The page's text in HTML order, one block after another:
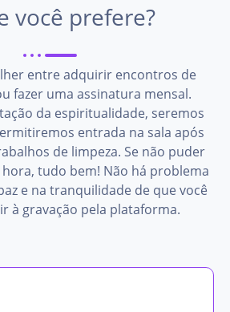
você prefere?
entre adquirir encontros de
fazer uma assinatura mensal.
da espiritualidade, seremos
entrada na sala após
de limpeza. Se não puder
tudo bem! Não há problema
e na tranquilidade de que você
à gravação pela plataforma.